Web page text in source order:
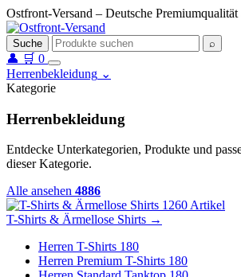
Ostfront-Versand – Deutsche Premiumqualität
Suche ⌕
👤 🛒 0
Herrenbekleidung ⌄
Kategorie
Herrenbekleidung
Entdecke Unterkategorien, Produkte und
dieser Kategorie.
Alle ansehen 4886
1260 Artikel
T-Shirts & Ärmellose Shirts →
Herren T-Shirts 180
Herren Premium T-Shirts 180